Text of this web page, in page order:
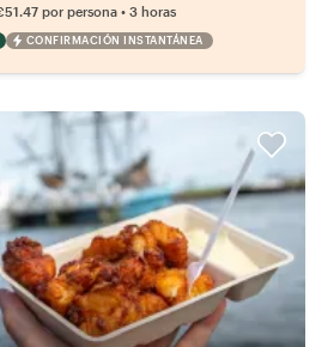
por persona • 3 horas
CONFIRMACIÓN INSTANTÁNEA